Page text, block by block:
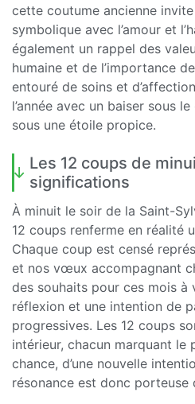
cette coutume ancienne
symbolique avec l’amour et
également un rappel des
humaine et de l’importance
entouré de soins et
l’année avec un baiser sous
sous une étoile propice.
Les 12 coups de
significations
À minuit le soir de la Saint-
12 coups renferme en réalité
Chaque coup est censé
et nos vœux accompagnant
des souhaits pour ces mois à
réflexion et une intention de
progressives. Les 12 coups
intérieur, chacun marquant le
chance, d’une nouvelle
résonance est donc porteuse